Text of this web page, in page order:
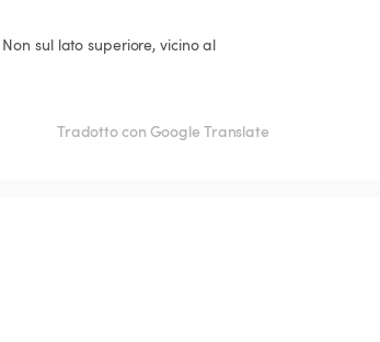
Tradotto con Google Translate